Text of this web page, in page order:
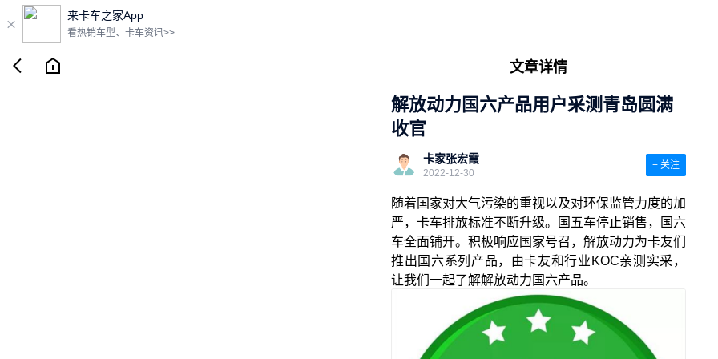

来卡车之家App
看热销车型、卡车资讯>>
  文章详情
解放动力国六产品用户采测青岛圆满
收官
卡家张宏霞
2022-12-30
+ 关注
随着国家对大气污染的重视以及对环保监管力度的加
严，卡车排放标准不断升级。国五车停止销售，国六
车全面铺开。积极响应国家号召，解放动力为卡友们
推出国六系列产品，由卡友和行业KOC亲测实采，
让我们一起了解解放动力国六产品。